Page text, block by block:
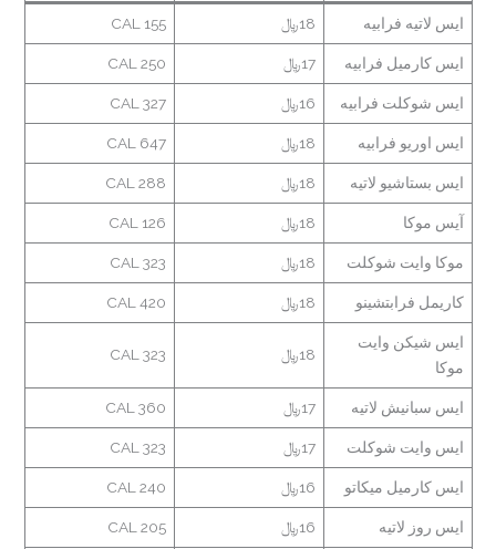
ايس لاتيه فرابيه 18﷼ 155 CAL
ايس كارميل فرابيه 17﷼ 250 CAL
ايس شوكلت فرابيه 16﷼ 327 CAL
ايس اوريو فرابيه 18﷼ 647 CAL
ايس بستاشيو لاتيه 18﷼ 288 CAL
آيس موكا 18﷼ 126 CAL
موكا وايت شوكلت 18﷼ 323 CAL
كاريمل فرابتشينو 18﷼ 420 CAL
ايس شيكن وايت
موكا
18﷼ 323 CAL
ايس سبانيش لاتيه 17﷼ 360 CAL
ايس وايت شوكلت 17﷼ 323 CAL
ايس كارميل ميكاتو 16﷼ 240 CAL
ايس روز لاتيه 16﷼ 205 CAL